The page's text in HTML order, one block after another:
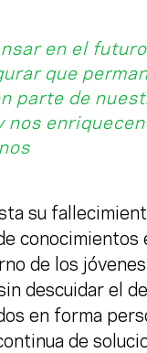
en el
que
parte de
su
conocimientos
de los
descuidar el
en forma
de